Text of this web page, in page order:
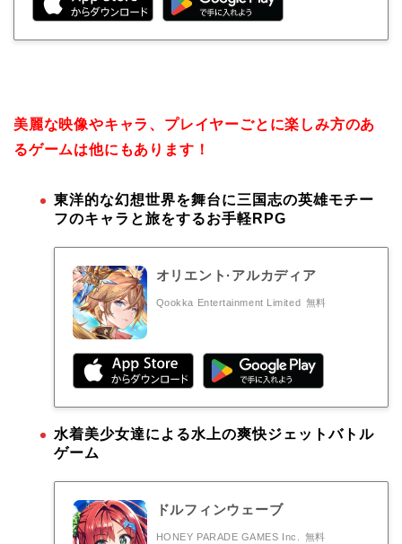
美麗な映像やキャラ、プレイヤーごとに楽しみ方のあ
るゲームは他にもあります！
東洋的な幻想世界を舞台に三国志の英雄モチー
フのキャラと旅をするお手軽RPG
オリエント·アルカディア
Qookka Entertainment Limited 無料
水着美少女達による水上の爽快ジェットバトル
ゲーム
ドルフィンウェーブ
HONEY PARADE GAMES Inc. 無料